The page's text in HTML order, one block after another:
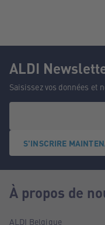
ALDI
Saisissez vos données et
S'INSCRIRE
À propos de
ALDI Belgique